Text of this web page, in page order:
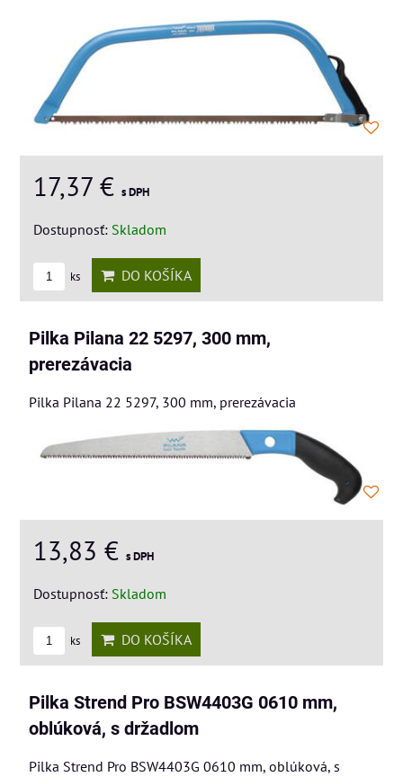
17,37 € s DPH
Dostupnosť: Skladom
ks DO KOŠÍKA
Pilka Pilana 22 5297, 300 mm,
prerezávacia
Pilka Pilana 22 5297, 300 mm, prerezávacia
13,83 € s DPH
Dostupnosť: Skladom
ks DO KOŠÍKA
Pilka Strend Pro BSW4403G 0610 mm,
oblúková, s držadlom
Pilka Strend Pro BSW4403G 0610 mm, oblúková, s